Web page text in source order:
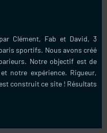
Clément, Fab et David, 3
sportifs. Nous avons créé
Notre objectif est de
notre expérience. Rigueur,
construit ce site ! Résultats